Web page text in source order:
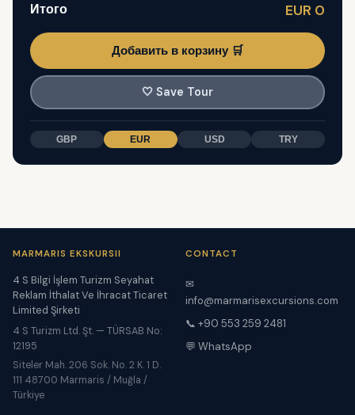
Итого EUR 0
Добавить в корзину 🛒
🤍 Save Tour
GBP EUR USD TRY
MARMARIS EKSKURSII
4 S Bilgi İşlem Turizm Seyahat
Reklam İthalat Ve İhracat Ticaret
Limited Şirketi
4 S Turizm Ltd. Şt. — TÜRSAB No:
12195
Siteler Mah. 206 Sok. No. 2 K. 1 D.
111 48700 Marmaris / Muğla /
Türkiye
CONTACT
✉
info@marmarisexcursions.com
📞 +90 553 259 2481
💬 WhatsApp